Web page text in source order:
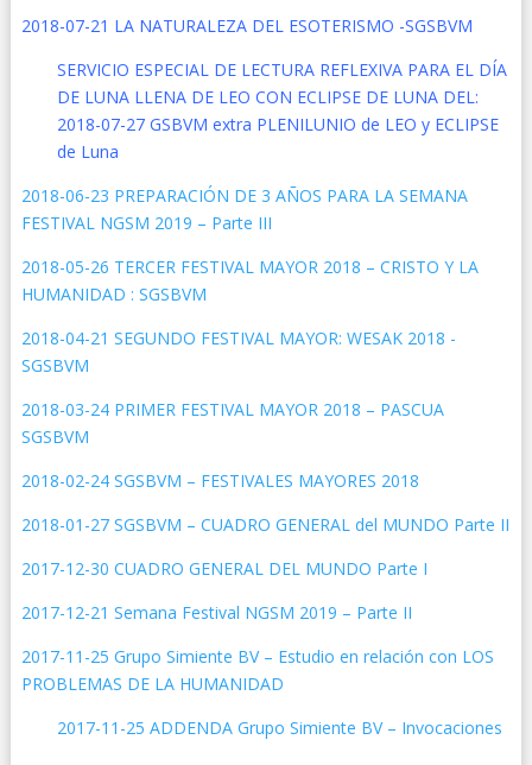
2018-07-21 LA NATURALEZA DEL ESOTERISMO -SGSBVM
SERVICIO ESPECIAL DE LECTURA REFLEXIVA PARA EL DÍA
DE LUNA LLENA DE LEO CON ECLIPSE DE LUNA DEL:
2018-07-27 GSBVM extra PLENILUNIO de LEO y ECLIPSE
de Luna
2018-06-23 PREPARACIÓN DE 3 AÑOS PARA LA SEMANA
FESTIVAL NGSM 2019 – Parte III
2018-05-26 TERCER FESTIVAL MAYOR 2018 – CRISTO Y LA
HUMANIDAD : SGSBVM
2018-04-21 SEGUNDO FESTIVAL MAYOR: WESAK 2018 -
SGSBVM
2018-03-24 PRIMER FESTIVAL MAYOR 2018 – PASCUA
SGSBVM
2018-02-24 SGSBVM – FESTIVALES MAYORES 2018
2018-01-27 SGSBVM – CUADRO GENERAL del MUNDO Parte II
2017-12-30 CUADRO GENERAL DEL MUNDO Parte I
2017-12-21 Semana Festival NGSM 2019 – Parte II
2017-11-25 Grupo Simiente BV – Estudio en relación con LOS
PROBLEMAS DE LA HUMANIDAD
2017-11-25 ADDENDA Grupo Simiente BV – Invocaciones